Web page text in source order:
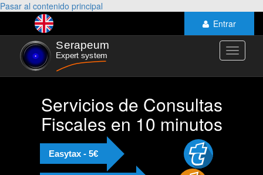
Pasar al contenido principal
Entrar
Toggle
Servicios de Consultas
Fiscales en 10 minutos
Easytax - 5€